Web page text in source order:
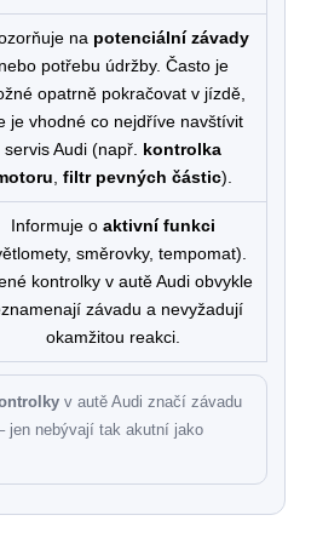
na potenciální závady
nebo potřebu údržby. Často je
opatrně pokračovat v jízdě,
je vhodné co nejdříve navštívit
servis Audi (např. kontrolka
filtr pevných částic).
Informuje o aktivní funkci
směrovky, tempomat).
kontrolky v autě Audi obvykle
závadu a nevyžadují
okamžitou reakci.
v autě Audi značí závadu
jen nebývají tak akutní jako